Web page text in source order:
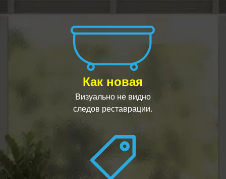
Как новая
Визуально не видно
следов реставрации.